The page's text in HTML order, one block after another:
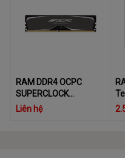
RAM DDR4 OCPC
SUPERCLOCK
16GB/3200MHz
(MMSC16GD432C22-I)
Liên hệ